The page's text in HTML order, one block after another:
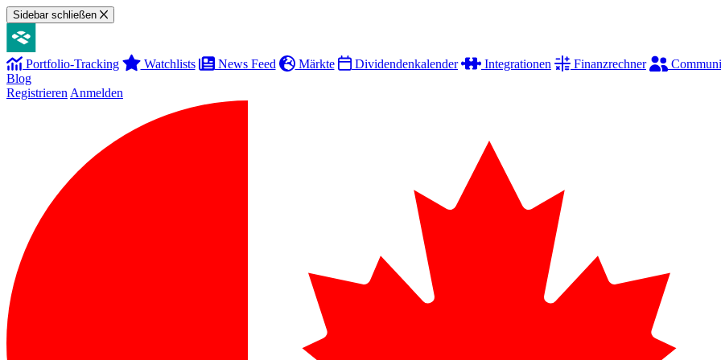
Sidebar schließen
Portfolio-Tracking Watchlists News Feed Märkte Dividendenkalender Integrationen Finanzrechner
Blog
Registrieren Anmelden